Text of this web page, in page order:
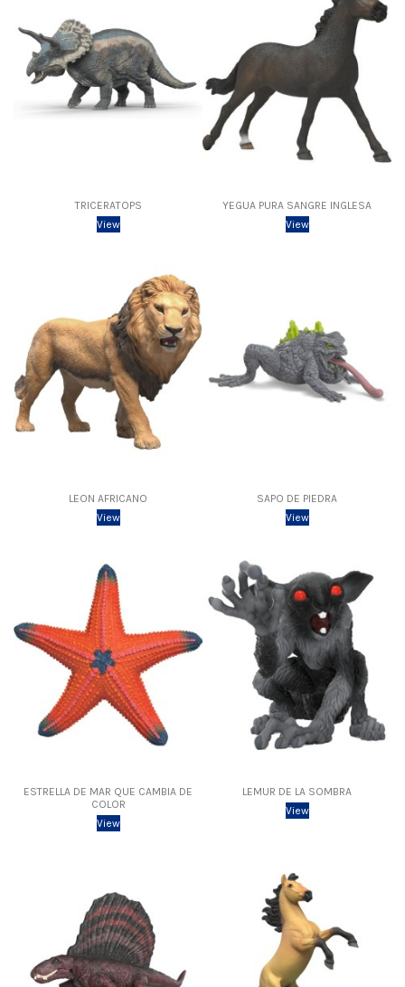
TRICERATOPS
View
YEGUA PURA SANGRE INGLESA
View
LEON AFRICANO
View
SAPO DE PIEDRA
View
ESTRELLA DE MAR QUE CAMBIA DE
COLOR
View
LEMUR DE LA SOMBRA
View